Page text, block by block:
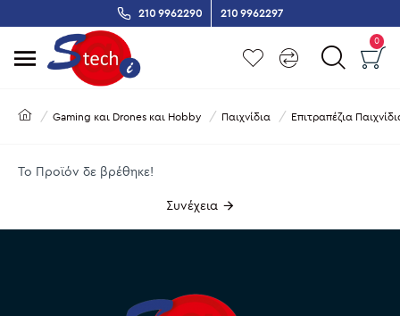
210 9962290 210 9962297
0
Gaming και Drones και Hobby Παιχνίδια Επιτραπέζια
Το Προϊόν δε βρέθηκε!
Συνέχεια